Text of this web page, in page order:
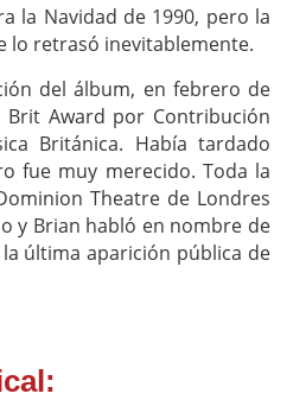
la Navidad de 1990, pero la
lo retrasó inevitablemente.
del álbum, en febrero de
Brit Award por Contribución
Británica. Había tardado
fue muy merecido. Toda la
Theatre de Londres
y Brian habló en nombre de
última aparición pública de